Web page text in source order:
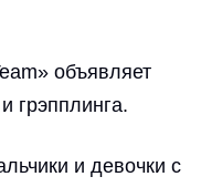
область,
объявляет
грэпплинга.
и девочки с